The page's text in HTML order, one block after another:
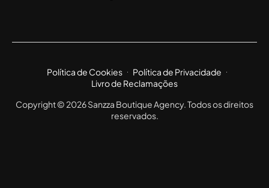
Política de Cookies
Política de Privacidade
Livro de Reclamações
Copyright © 2026 Sanzza Boutique Agency. Todos os direitos
reservados.